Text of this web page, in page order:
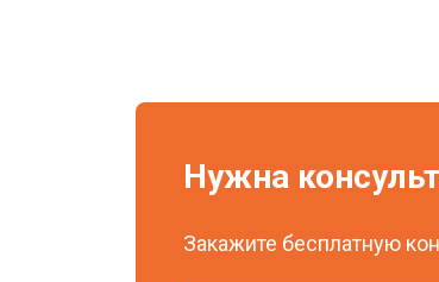
Нужна
Закажите бесплатную